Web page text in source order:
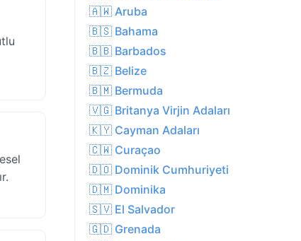
🇦🇼 Aruba
🇧🇸 Bahama
🇧🇧 Barbados
🇧🇿 Belize
🇧🇲 Bermuda
🇻🇬 Britanya Virjin Adaları
🇰🇾 Cayman Adaları
🇨🇼 Curaçao
🇩🇴 Dominik Cumhuriyeti
🇩🇲 Dominika
🇸🇻 El Salvador
🇬🇩 Grenada